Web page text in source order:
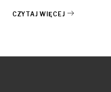
CZYTAJ WIĘCEJ